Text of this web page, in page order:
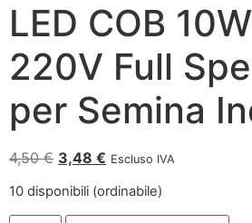
LED COB
220V Full
per Semina
4,50€ 3,48 € Escluso IVA
10 disponibili (ordinabile)